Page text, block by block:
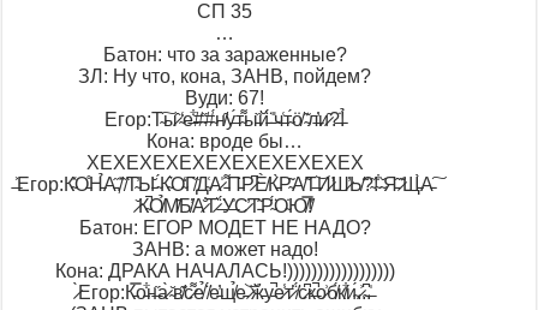
СП 35
…
Батон: что за зараженные?
ЗЛ: Ну что, кона, ЗАНВ, пойдем?
Вуди: 67!
Егор:Т̴͠ы̷̂ ̴̒е̶͋#̴̋#̴́н̸̑у̶́т̴͌ы̵̏й̵̈́ ̵̎ч̶͑т̴́ӧ̸ ̴͊л̶̓и̷̑?̶̇!̵̉
Кона: вроде бы…
ХЕХЕХЕХЕХЕХЕХЕХЕХЕХЕХ
̶͐Егор:К̴̽О̵̊Н̵̉А̵̋,̸̽ ̸̏Т̴̓Ы̵̆ ̴́К̴͛О̴̒Г̸̏Д̴͑А̷̍ ̵͌П̵̈Р̷͆Ѐ̸К̵̀Р̴͂А̸̃Т̶͝И̷̛Ш̷̓Ь̸̃?̴̋!̴͋ ̴̌Я̵̂ ̷͊Щ̵̀А̵͠
̷̌К̴̚О̸̉М̸̂Б̸̓А̷̐Т̷͛ ̶̈́У̶͗С̷̓Т̵͂Р̴̈́О̴̇Ю̸̿!̸̔
Батон: ЕГОР МОДЕТ НЕ НАДО?
ЗАНВ: а может надо!
Кона: ДРАКА НАЧАЛАСЬ!))))))))))))))))))
̷̀Егор:К̵̿о̵͋н̶̋а̷̀ ̴̆в̸͊с̷͌е̸̉ ̸̈́е̵̓щ̸̉е̵͝ ̷͑ӂ̵у̵̚е̷̾т̷̔ ̸̈́с̷͆к̶̚о̷͗б̸́к̸͋и̴́.̷͗.̴͆.̶̍